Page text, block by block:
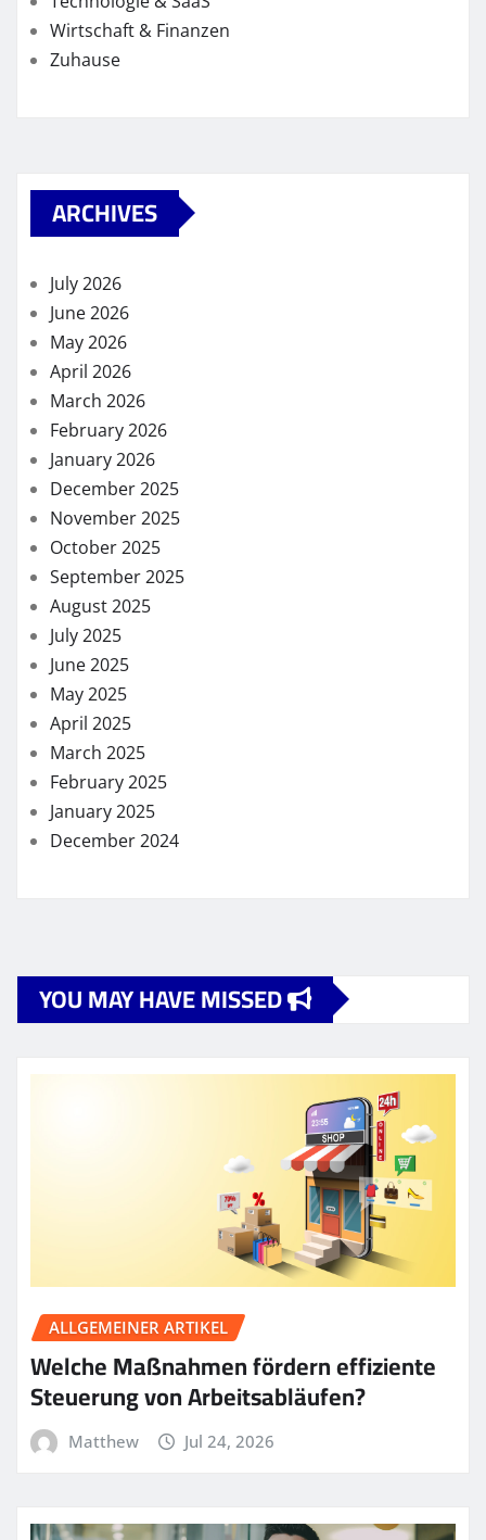
Wirtschaft & Finanzen
Zuhause
ARCHIVES
July 2026
June 2026
May 2026
April 2026
March 2026
February 2026
January 2026
December 2025
November 2025
October 2025
September 2025
August 2025
July 2025
June 2025
May 2025
April 2025
March 2025
February 2025
January 2025
December 2024
YOU MAY HAVE MISSED
ALLGEMEINER ARTIKEL
Welche Maßnahmen fördern effiziente
Steuerung von Arbeitsabläufen?
Matthew Jul 24, 2026